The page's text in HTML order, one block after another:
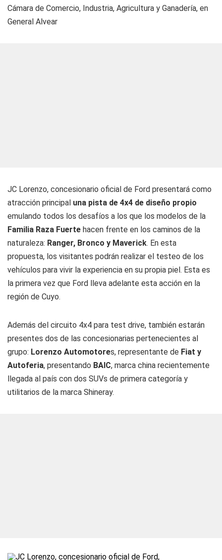
Cámara de Comercio, Industria, Agricultura y Ganadería, en
General Alvear
JC Lorenzo, concesionario oficial de Ford presentará como
atracción principal una pista de 4x4 de diseño propio
emulando todos los desafíos a los que los modelos de la
Familia Raza Fuerte hacen frente en los caminos de la
naturaleza: Ranger, Bronco y Maverick. En esta
propuesta, los visitantes podrán realizar el testeo de los
vehículos para vivir la experiencia en su propia piel. Esta es
la primera vez que Ford lleva adelante esta acción en la
región de Cuyo.
Además del circuito 4x4 para test drive, también estarán
presentes dos de las concesionarias pertenecientes al
grupo: Lorenzo Automotores, representante de Fiat y
Autoferia, presentando BAIC, marca china recientemente
llegada al país con dos SUVs de primera categoría y
utilitarios de la marca Shineray.